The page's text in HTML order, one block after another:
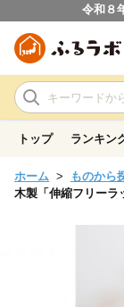
令和８
トップ ランキン
ホーム ものから
木製「伸縮フリーラ